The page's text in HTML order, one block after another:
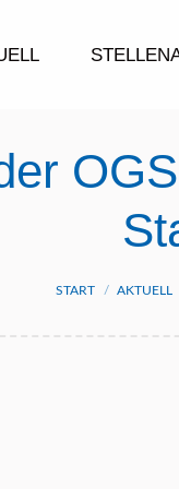
START AKTUELL